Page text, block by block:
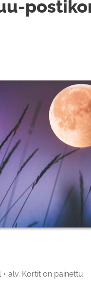
alv. Kortit on painettu